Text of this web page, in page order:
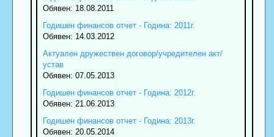
Обявен: 18.08.2011
Годишен финансов отчет - Година: 2011г.
Обявен: 14.03.2012
Актуален дружествен договор/учредителен акт/
устав
Обявен: 07.05.2013
Годишен финансов отчет - Година: 2012г.
Обявен: 21.06.2013
Годишен финансов отчет - Година: 2013г.
Обявен: 20.05.2014